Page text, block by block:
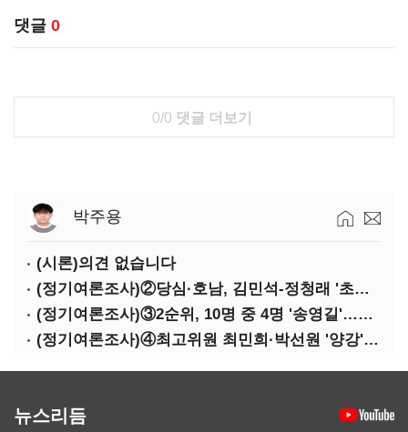
댓글 0
0/0 댓글 더보기
박주용
(시론)의견 없습니다
(정기여론조사)②당심·호남, 김민석-정청래 '초접전'
(정기여론조사)③2순위, 10명 중 4명 '송영길'…정청래 '한 자릿수'
(정기여론조사)④최고위원 최민희·박선원 '양강'…서미화·이성윤·임미애 뒤이어
뉴스리듬